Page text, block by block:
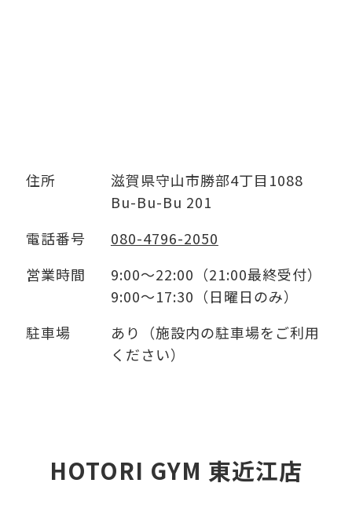
住所
滋賀県守山市勝部4丁目1088
Bu-Bu-Bu 201
電話番号
080-4796-2050
営業時間
9:00～22:00（21:00最終受付）
9:00～17:30（日曜日のみ）
駐車場
あり（施設内の駐車場をご利用
ください）
HOTORI GYM 東近江店